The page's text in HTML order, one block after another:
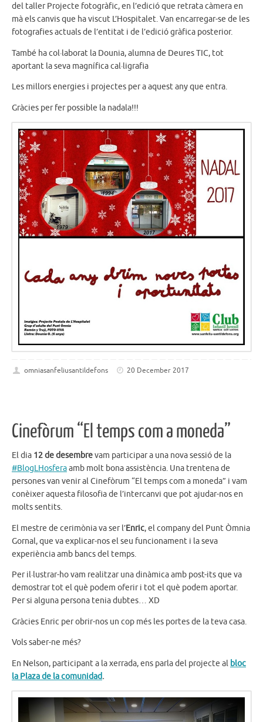
del taller Projecte fotogràfic, en l’edició que retrata càmera en
mà els canvis que ha viscut L’Hospitalet. Van encarregar-se de les
fotografies actuals de l’entitat i de l’edició gràfica posterior.
També ha col·laborat la Dounia, alumna de Deures TIC, tot
aportant la seva magnífica cal·ligrafia
Les millors energies i projectes per a aquest any que entra.
Gràcies per fer possible la nadala!!!
omniasanfeliusantildefons 20 December 2017
Cinefòrum “El temps com a moneda”
El dia 12 de desembrevam participar a una nova sessió de la
#BlogLHosferaamb molt bona assistència. Una trentena de
persones van venir al Cinefòrum “El temps com a moneda” i vam
conèixer aquesta filosofia de l’intercanvi que pot ajudar-nos en
molts sentits.
El mestre de cerimònia va ser l’Enric, el company del Punt Òmnia
Gornal, que va explicar-nos el seu funcionament i la seva
experiència amb bancs del temps.
Per il·lustrar-ho vam realitzar una dinàmica amb post-its que va
demostrar tot el què podem oferir i tot el què podem aportar.
Per si alguna persona tenia dubtes… XD
Gràcies Enric per obrir-nos un cop més les portes de la teva casa.
Vols saber-ne més?
En Nelson, participant a la xerrada, ens parla del projecte al bloc
la Plaza de la comunidad.